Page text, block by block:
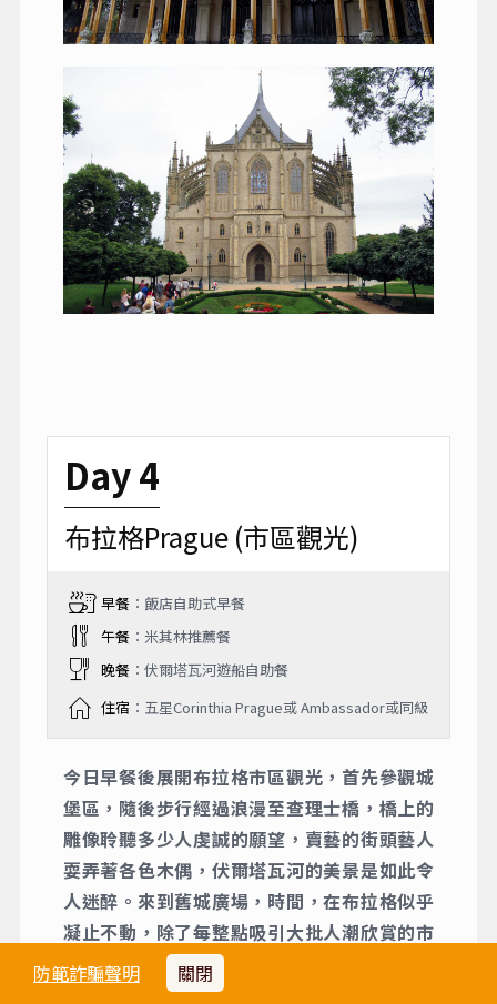
防範詐騙聲明 關閉
Day 4
布拉格Prague (市區觀光)
早餐：飯店自助式早餐
午餐：米其林推薦餐
晚餐：伏爾塔瓦河遊船自助餐
住宿 ：五星Corinthia Prague或 Ambassador或同級
今日早餐後展開布拉格市區觀光，首先參觀城
堡區，隨後步行經過浪漫至查理士橋，橋上的
雕像聆聽多少人虔誠的願望，賣藝的街頭藝人
耍弄著各色木偶，伏爾塔瓦河的美景是如此令
人迷醉。來到舊城廣場，時間，在布拉格似乎
凝止不動，除了每整點吸引大批人潮欣賞的市
政府天文古鐘，美輪美奐的機械裝置不只見證
了時代的變遷，更克服了歲月的考驗。